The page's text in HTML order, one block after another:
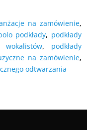
na zamówienie,
podkłady, podkłady
wokalistów, podkłady
na zamówienie,
odtwarzania